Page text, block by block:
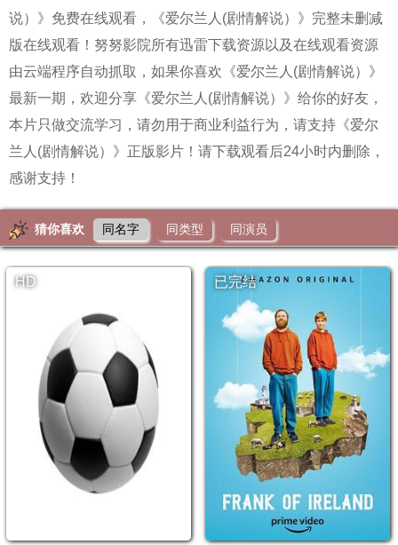
说）》免费在线观看，《爱尔兰人(剧情解说）》完整未删减
版在线观看！努努影院所有迅雷下载资源以及在线观看资源
由云端程序自动抓取，如果你喜欢《爱尔兰人(剧情解说）》
最新一期，欢迎分享《爱尔兰人(剧情解说）》给你的好友，
本片只做交流学习，请勿用于商业利益行为，请支持《爱尔
兰人(剧情解说）》正版影片！请下载观看后24小时内删除，
感谢支持！
猜你喜欢 同名字 同类型 同演员
HD 已完结